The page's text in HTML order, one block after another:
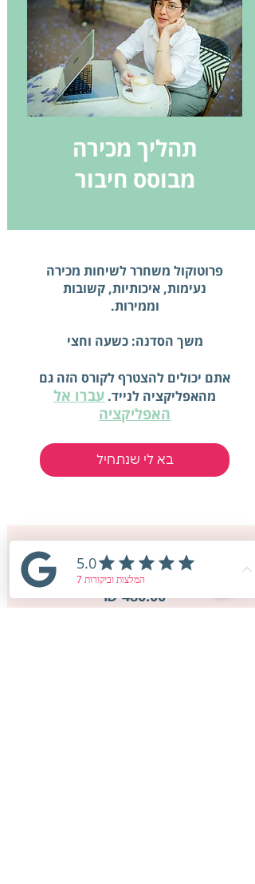
תהליך מכירה
מבוסס חיבור
פרוטוקול משחרר לשיחות מכירה
נעימות, איכותיות, קשובות
משך הסדנה: כשעה וחצי
אתם יכולים להצטרף לקורס הזה גם
מהאפליקציה לנייד. עברו אל
האפליקציה
בא לי שנתחיל
מחיר הקורס